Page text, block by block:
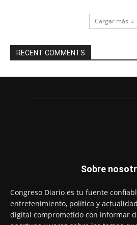
Cargar más
RECENT COMMENTS
Sobre
Congreso Diario es tu fuente
entretenimiento, política y
digital comprometido con informar